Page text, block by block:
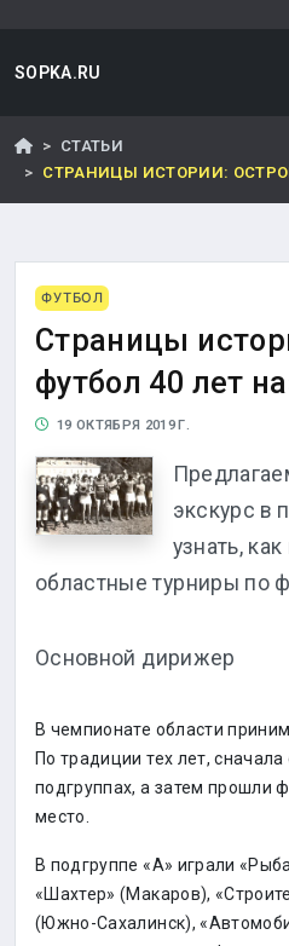
SOPKA.RU
СТАТЬИ
СТРАНИЦЫ ИСТОРИИ:
ФУТБОЛ
Страницы
футбол 40 лет
19 ОКТЯБРЯ 2019 Г.
экскурс в
узнать,
областные турниры по
Основной дирижер
В чемпионате области
По традиции тех лет,
подгруппах, а затем прошли
место.
В подгруппе «А» играли
«Шахтер» (Макаров),
(Южно-Сахалинск),